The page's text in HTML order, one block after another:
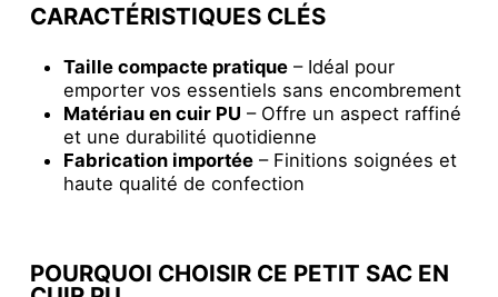
CARACTÉRISTIQUES CLÉS
Taille compacte pratique – Idéal pour
emporter vos essentiels sans encombrement
Matériau en cuir PU – Offre un aspect raffiné
et une durabilité quotidienne
Fabrication importée – Finitions soignées et
haute qualité de confection
POURQUOI CHOISIR CE PETIT SAC EN